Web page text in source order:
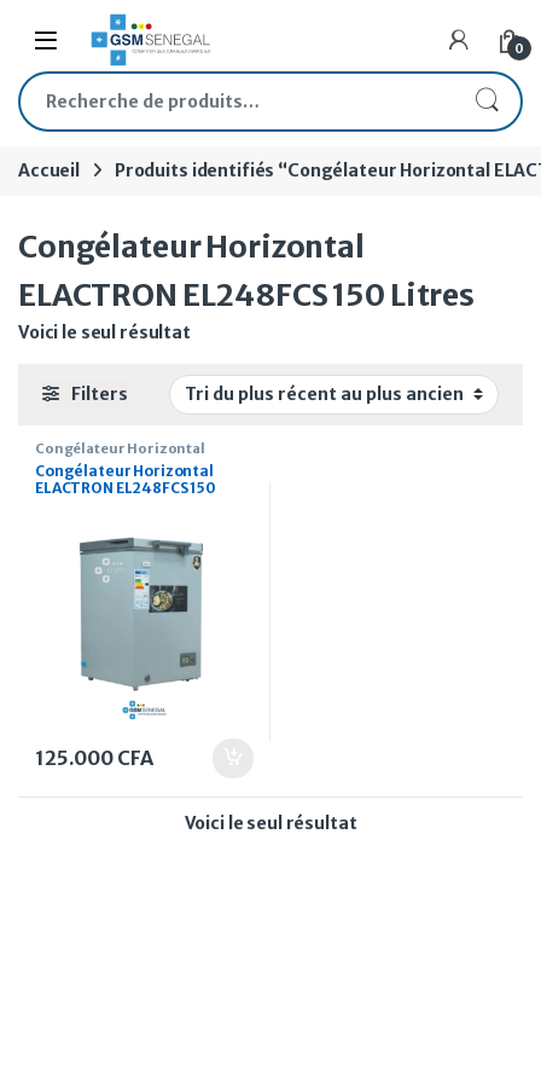
Skip to navigation
Skip to content
Open 0
Recherche pour :
Accueil Produits identifiés “Congélateur Horizontal
Congélateur Horizontal
ELACTRON EL248FCS 150 Litres
Voici le seul résultat
Filters
Congélateur Horizontal
Congélateur Horizontal
ELACTRON EL248FCS 150
125.000 CFA
Voici le seul résultat